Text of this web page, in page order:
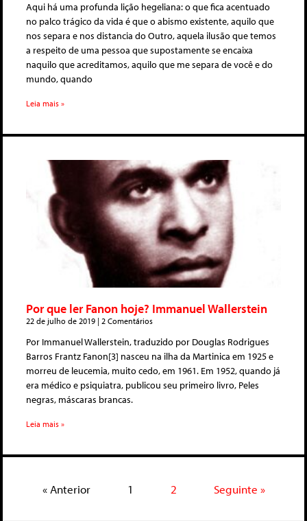
Aqui há uma profunda lição hegeliana: o que fica acentuado
no palco trágico da vida é que o abismo existente, aquilo que
nos separa e nos distancia do Outro, aquela ilusão que temos
a respeito de uma pessoa que supostamente se encaixa
naquilo que acreditamos, aquilo que me separa de você e do
mundo, quando
Leia mais »
Por que ler Fanon hoje? Immanuel Wallerstein
22 de julho de 2019 2 Comentários
Por Immanuel Wallerstein, traduzido por Douglas Rodrigues
Barros Frantz Fanon[3] nasceu na ilha da Martinica em 1925 e
morreu de leucemia, muito cedo, em 1961. Em 1952, quando já
era médico e psiquiatra, publicou seu primeiro livro, Peles
negras, máscaras brancas.
Leia mais »
« Anterior 1 2 Seguinte »